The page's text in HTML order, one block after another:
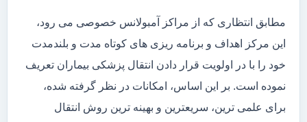
مطابق انتظاری که از مراکز آمبولانس خصوصی می رود،
این مرکز اهداف و برنامه ریزی های کوتاه مدت و بلندمدت
خود را با در اولویت قرار دادن انتقال پزشکی بیماران تعریف
نموده است. بر این اساس، امکانات در نظر گرفته شده،
برای علمی ترین، سریعترین و بهینه ترین روش انتقال